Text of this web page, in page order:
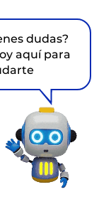
dudas?
aquí para